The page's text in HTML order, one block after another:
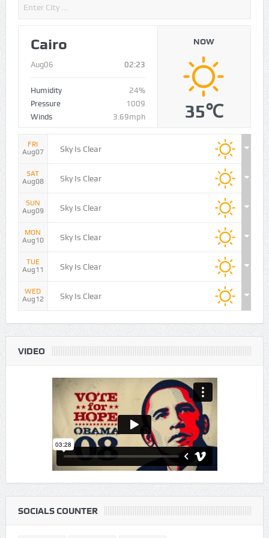
Cairo
Aug06 02:23
Humidity
24%
Winds
NOW
35℃
FRI
Aug07
Sky Is Clear
SAT
Aug08
Sky Is Clear
SUN
Aug09
Sky Is Clear
MON
Aug10
Sky Is Clear
TUE
Aug11
Sky Is Clear
Aug12
Sky Is Clear